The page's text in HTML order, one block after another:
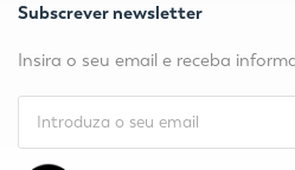
Subscrever newsletter
Insira o seu email e receba